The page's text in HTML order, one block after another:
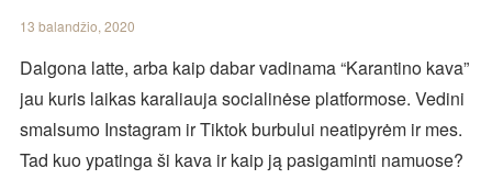
13 balandžio, 2020
Dalgona latte, arba kaip dabar vadinama “Karantino kava”
jau kuris laikas karaliauja socialinėse platformose. Vedini
smalsumo Instagram ir Tiktok burbului neatipyrėm ir mes.
Tad kuo ypatinga ši kava ir kaip ją pasigaminti namuose?